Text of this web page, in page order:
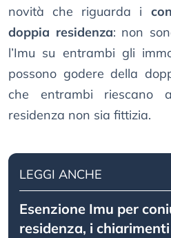
novità che riguarda i
doppia residenza: non
l’Imu su entrambi gli
possono godere della
che entrambi riescano
residenza non sia fittizia.
LEGGI ANCHE
Esenzione Imu per
residenza, i